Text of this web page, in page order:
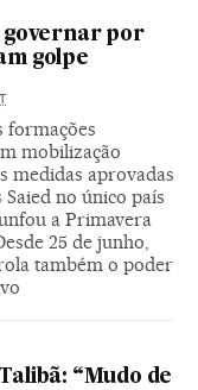
governar por
golpe
formações
mobilização
medidas aprovadas
no único país
a Primavera
25 de junho,
também o poder
“Mudo de